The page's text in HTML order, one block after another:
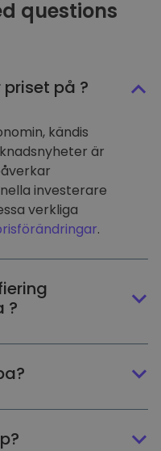
questions
på ?
kändis
är
investerare
verkliga
.
?